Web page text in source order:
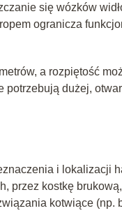
się wózków
ogranicza
a rozpiętość
potrzebują dużej,
i lokalizacji
przez kostkę
kotwiące (np.